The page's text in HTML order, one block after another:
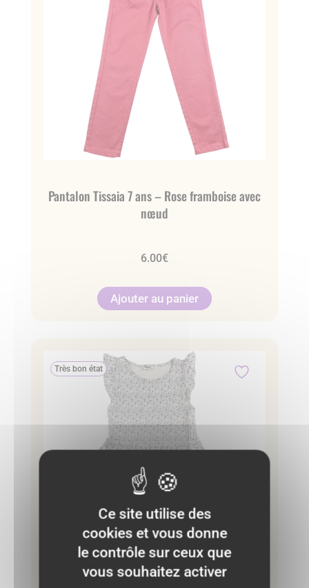
Pantalon Tissaia 7 ans – Rose framboise avec
nœud
6.00€
Ajouter au panier
Très bon état
Ce site utilise des
cookies et vous donne
le contrôle sur ceux que
vous souhaitez activer